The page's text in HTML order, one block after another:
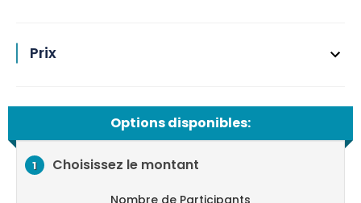
Prix
Options disponibles:
1 Choisissez le montant
Nombre de Participants